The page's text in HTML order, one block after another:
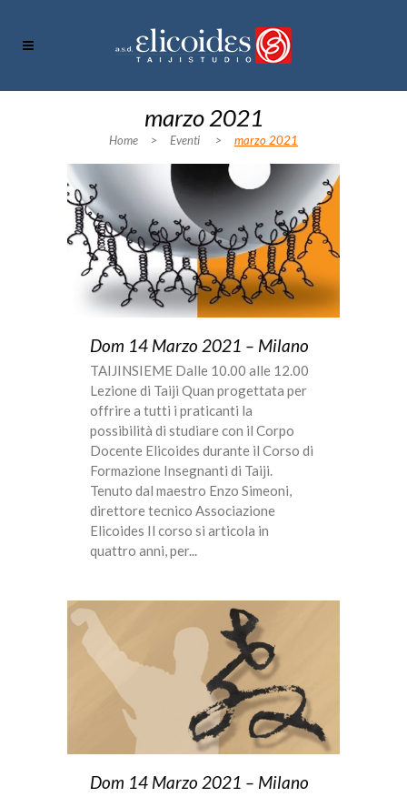
marzo 2021
Home > Eventi > marzo 2021
Dom 14 Marzo 2021 – Milano
TAIJINSIEME Dalle 10.00 alle 12.00
Lezione di Taiji Quan progettata per
offrire a tutti i praticanti la
possibilità di studiare con il Corpo
Docente Elicoides durante il Corso di
Formazione Insegnanti di Taiji.
Tenuto dal maestro Enzo Simeoni,
direttore tecnico Associazione
Elicoides Il corso si articola in
quattro anni, per...
Dom 14 Marzo 2021 – Milano